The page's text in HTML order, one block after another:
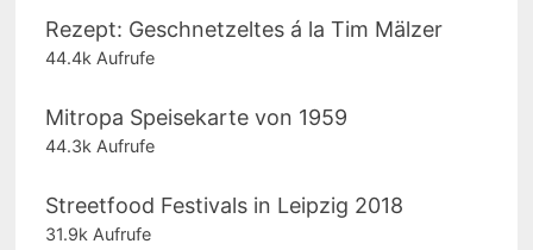
Rezept: Geschnetzeltes á la Tim Mälzer
44.4k Aufrufe
Mitropa Speisekarte von 1959
44.3k Aufrufe
Streetfood Festivals in Leipzig 2018
31.9k Aufrufe